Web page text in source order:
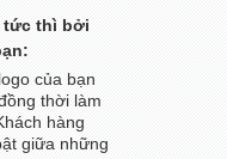
tức thì bởi
của bạn
thời làm
hàng
giữa những